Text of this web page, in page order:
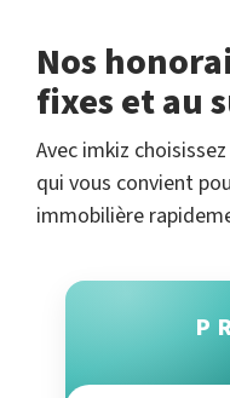
Nos
fixes et au
Avec imkiz
qui vous convient
immobilière